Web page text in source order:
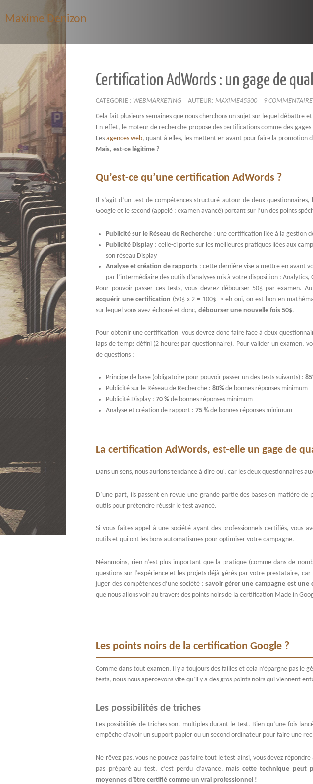
Maxime Denizon
Certification AdWords : un gage de
CATEGORIE : WEBMARKETING AUTEUR: MAXIME45300 9
Cela fait plusieurs semaines que nous cherchons un sujet sur lequel débattre
En effet, le moteur de recherche propose des certifications comme des gages
Lesagences web, quant à elles, les mettent en avant pour faire la promotion
Mais, est-ce légitime ?
Qu’est-ce qu’une certification AdWords ?
Il s’agit d’un test de compétences structuré autour de deux
Google et le second (appelé : examen avancé) portant sur l’un des points
Publicité sur le Réseau de Recherche : une certification liée à la gestion
Publicité Display : celle-ci porte sur les meilleures pratiques liées aux
son réseau Display
Analyse et création de rapports : cette dernière vise a mettre en avant
par l’intermédiaire des outils d’analyses mis à votre disposition :
Pour pouvoir passer ces tests, vous devrez débourser 50$ par examen.
acquérir une certification (50$ x 2 = 100$ -> eh oui, on est bon en
sur lequel vous avez échoué et donc,débourser une nouvelle fois 50$.
Pour obtenir une certification, vous devrez donc faire face à deux
laps de temps défini (2 heures par questionnaire). Pour valider un examen,
de questions :
Principe de base (obligatoire pour pouvoir passer un des tests suivants) :
Publicité sur le Réseau de Recherche :80% de bonnes réponses minimum
Publicité Display :70 % de bonnes réponses minimum
Analyse et création de rapport :75 % de bonnes réponses minimum
La certification AdWords, est-elle un gage de
Dans un sens, nous aurions tendance à dire oui, car les deux questionnaires
D’une part, ils passent en revue une grande partie des bases en matière
outils pour prétendre réussir le test avancé.
Si vous faites appel à une société ayant des professionnels certifiés, vous
outils et qui ont les bons automatismes pour optimiser votre campagne.
Néanmoins, rien n’est plus important que la pratique (comme dans de
questions sur l’expérience et les projets déjà gérés par votre prestataire,
juger des compétences d’une société :savoir gérer une campagne est
que nous allons voir au travers des points noirs de la certification Made in
Les points noirs de la certification Google ?
Comme dans tout examen, il y a toujours des failles et cela n’épargne pas le
tests, nous nous apercevons vite qu’il y a des gros points noirs qui viennent
Les possibilités de triches
Les possibilités de triches sont multiples durant le test. Bien qu’une fois
empêche d’avoir un support papier ou un second ordinateur pour faire une
Ne rêvez pas, vous ne pouvez pas faire tout le test ainsi, vous devez
pas préparé au test, c’est perdu d’avance, mais cette technique peut
moyennes d’être certifié comme un vrai professionnel !